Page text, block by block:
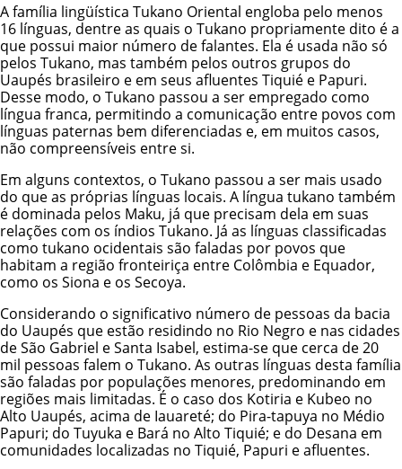
A família lingüística Tukano Oriental engloba pelo menos
16 línguas, dentre as quais o Tukano propriamente dito é a
que possui maior número de falantes. Ela é usada não só
pelos Tukano, mas também pelos outros grupos do
Uaupés brasileiro e em seus afluentes Tiquié e Papuri.
Desse modo, o Tukano passou a ser empregado como
língua franca, permitindo a comunicação entre povos com
línguas paternas bem diferenciadas e, em muitos casos,
não compreensíveis entre si.
Em alguns contextos, o Tukano passou a ser mais usado
do que as próprias línguas locais. A língua tukano também
é dominada pelos Maku, já que precisam dela em suas
relações com os índios Tukano. Já as línguas classificadas
como tukano ocidentais são faladas por povos que
habitam a região fronteiriça entre Colômbia e Equador,
como os Siona e os Secoya.
Considerando o significativo número de pessoas da bacia
do Uaupés que estão residindo no Rio Negro e nas cidades
de São Gabriel e Santa Isabel, estima-se que cerca de 20
mil pessoas falem o Tukano. As outras línguas desta família
são faladas por populações menores, predominando em
regiões mais limitadas. É o caso dos Kotiria e Kubeo no
Alto Uaupés, acima de Iauareté; do Pira-tapuya no Médio
Papuri; do Tuyuka e Bará no Alto Tiquié; e do Desana em
comunidades localizadas no Tiquié, Papuri e afluentes.